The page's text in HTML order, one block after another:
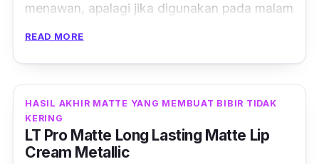
menawan, apalagi jika digunakan pada malam
READ MORE
HASIL AKHIR MATTE YANG MEMBUAT BIBIR TIDAK
KERING
LT Pro Matte Long Lasting Matte Lip
Cream Metallic